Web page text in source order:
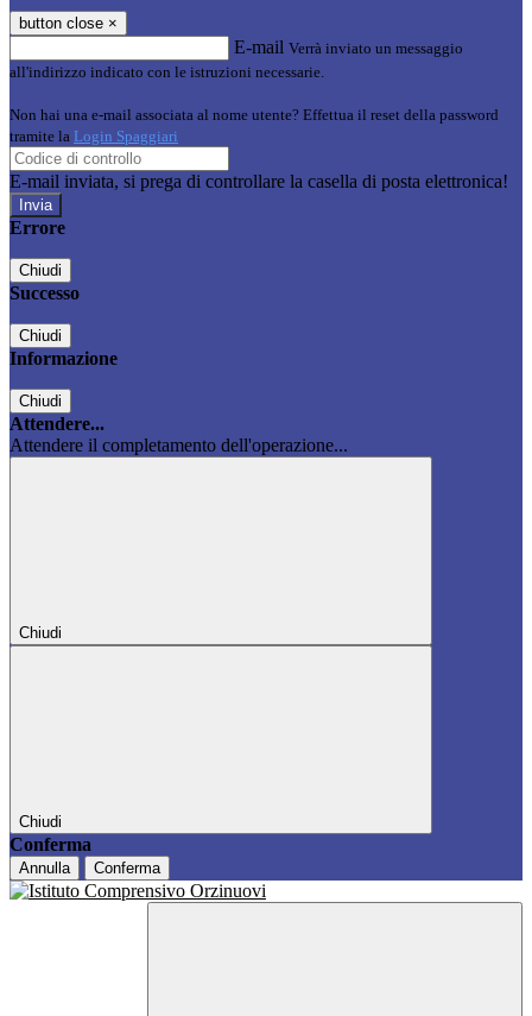
button close ×
E-mail Verrà inviato un messaggio
all'indirizzo indicato con le istruzioni necessarie.
Non hai una e-mail associata al nome utente? Effettua il reset della password
tramite la Login Spaggiari
E-mail inviata, si prega di controllare la casella di posta elettronica!
Errore
Chiudi
Successo
Chiudi
Informazione
Chiudi
Attendere...
Attendere il completamento dell'operazione...
Chiudi
Chiudi
Conferma
Annulla Conferma